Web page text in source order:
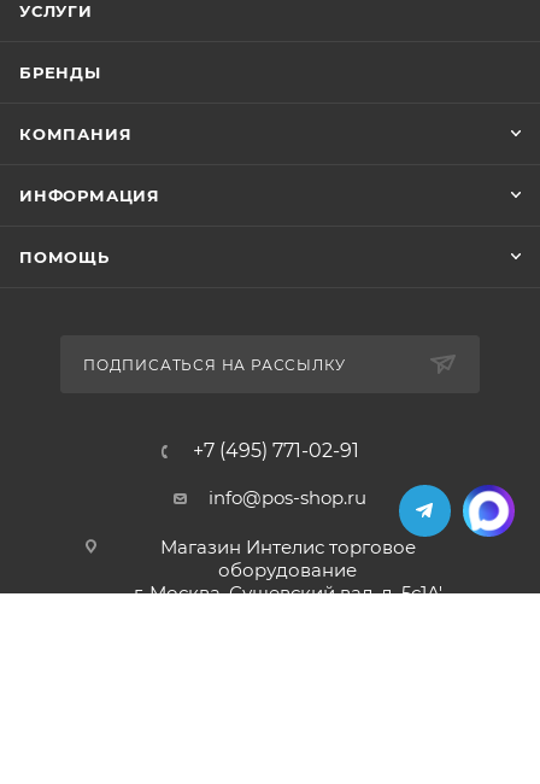
УСЛУГИ
БРЕНДЫ
КОМПАНИЯ
ИНФОРМАЦИЯ
ПОМОЩЬ
ПОДПИСАТЬСЯ НА РАССЫЛКУ
+7 (495) 771-02-91
info@pos-shop.ru
Магазин Интелис торговое
оборудование
г. Москва, Сущевский вал, д. 5с1А'